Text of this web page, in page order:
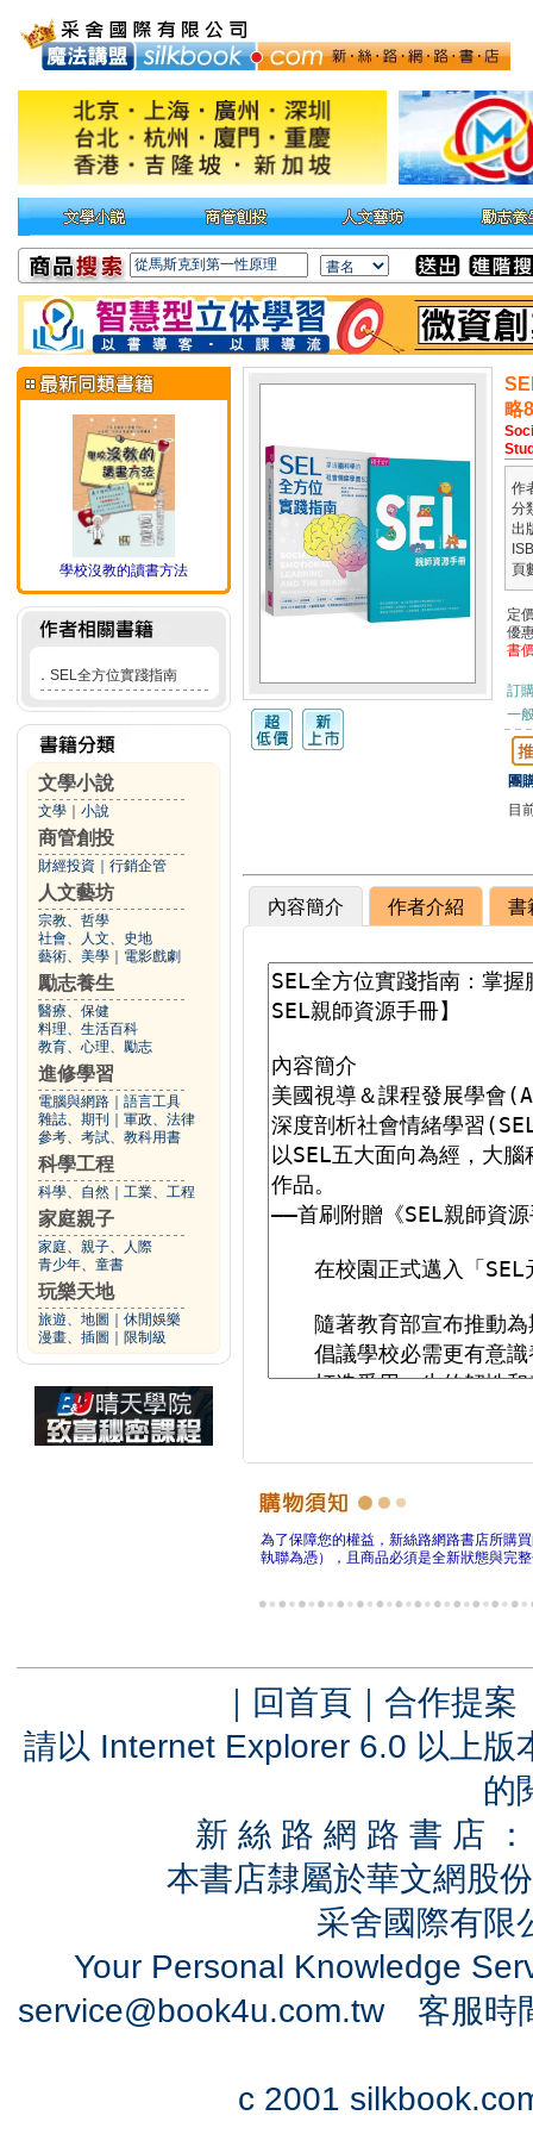
學校沒教的讀書方法
． SEL全方位實踐指南
文學小說
文學 小說
商管創投
財經投資 行銷企管
人文藝坊
宗教、哲學
社會、人文、史地
藝術、美學
電影戲劇
勵志養生
醫療、保健
料理、生活百科
教育、心理、勵志
進修學習
電腦與網路
語言工具
雜誌、期刊
軍政、法律
參考、考試、教科用書
科學工程
科學、自然 工業、工程
家庭親子
家庭、親子、人際
青少年、童書
玩樂天地
旅遊、地圖
休閒娛樂
漫畫、插圖
限制級
略
作
分
出
頁
定
優
書
訂
一
團
目
內容簡介 作者介紹 書
為了保障您的權益，新絲路網路書店所購
執聯為憑），且商品必須是全新狀態與完
｜ 回首頁 ｜ 合作提案
請以 Internet Explorer 6.0 以上
的
新 絲 路 網 路 書 店
本書店隸屬於華文網股
采舍國際有
Your Personal Knowledge
service@book4u.com.tw客服時
c 2001